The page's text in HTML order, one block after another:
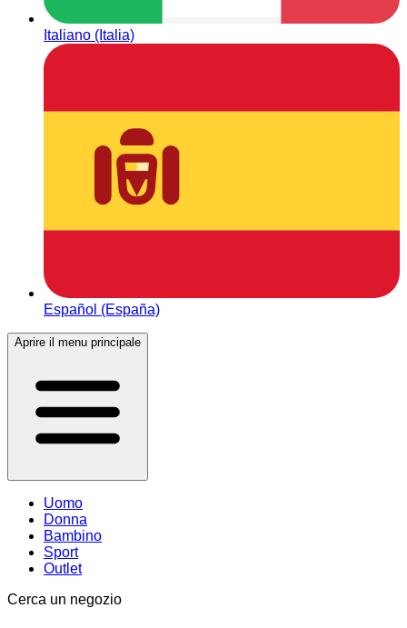
Italiano (Italia)
Español (España)
Aprire il menu principale
Uomo
Donna
Bambino
Sport
Outlet
Cerca un negozio